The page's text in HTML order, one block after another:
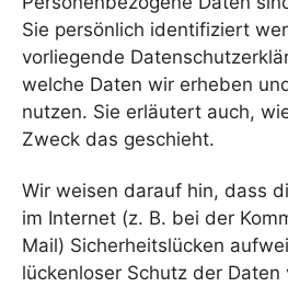
Sie persönlich identifiziert
vorliegende
welche Daten wir erheben
nutzen. Sie erläutert auch,
Zweck das geschieht.
Wir weisen darauf hin, dass
im Internet (z. B. bei der
Mail) Sicherheitslücken
lückenloser Schutz der